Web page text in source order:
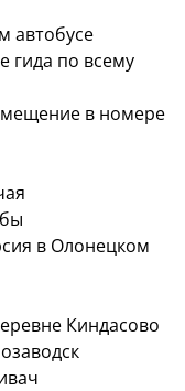
автобусе
гида по всему
в номере
в Олонецком
Киндасово